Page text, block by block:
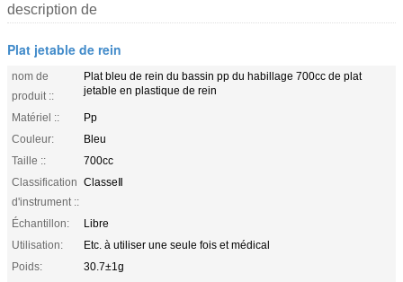
description de
Plat jetable de rein
nom de
produit ::
Plat bleu de rein du bassin pp du habillage 700cc de plat
jetable en plastique de rein
Matériel ::
Pp
Couleur:
Bleu
Taille ::
700cc
Classification
d'instrument ::
ClasseⅡ
Échantillon:
Libre
Utilisation:
Etc. à utiliser une seule fois et médical
Poids:
30.7±1g